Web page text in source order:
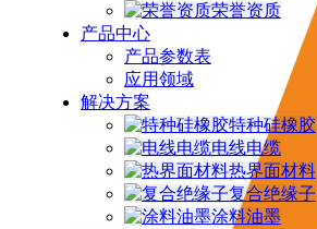
荣誉资质
产品中心
产品参数表
应用领域
解决方案
特种硅橡胶
电线电缆
热界面材料
复合绝缘子
涂料油墨